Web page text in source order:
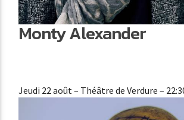
Monty Alexander
Jeudi 22 août – Théâtre de Verdure –